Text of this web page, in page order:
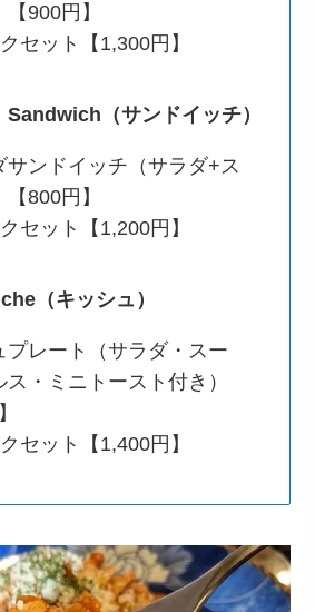
900円】
セット【1,300円】
Sandwich（サンドイッチ）
サンドイッチ（サラダ+ス
800円】
セット【1,200円】
（キッシュ）
プレート（サラダ・スー
・ミニトースト付き）
セット【1,400円】